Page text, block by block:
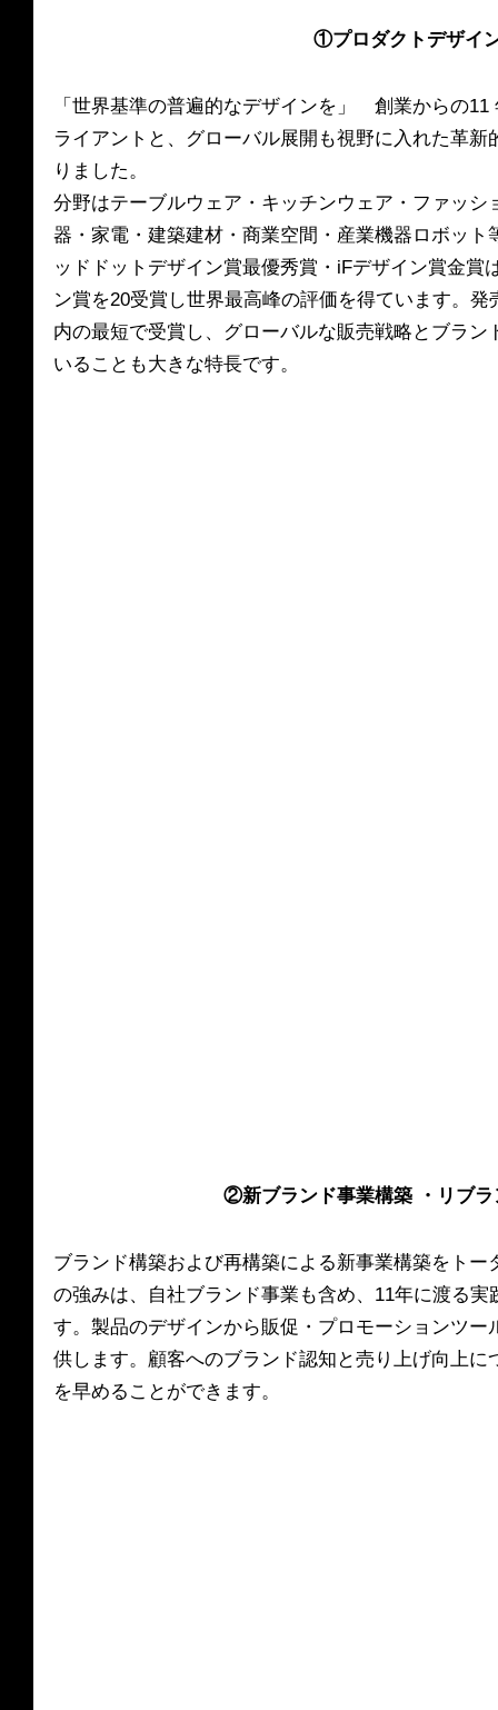
①プロダクトデザイ
「世界基準の普遍的なデザインを」　創業からの
ライアントと、グローバル展開も視野に入れた革
りました。
分野はテーブルウェア・キッチンウェア・ファッシ
器・家電・建築建材・商業空間・産業機器ロボット
ッドドットデザイン賞最優秀賞・iFデザイン賞金賞
ン賞を20受賞し世界最高峰の評価を得ています。
内の最短で受賞し、グローバルな販売戦略とブラ
いることも大きな特長です。
②新ブランド事業構築 ・リブラ
ブランド構築および再構築による新事業構築をト
の強みは、自社ブランド事業も含め、11年に渡る
す。製品のデザインから販促・プロモーションツー
供します。顧客へのブランド認知と売り上げ向上に
を早めることができます。